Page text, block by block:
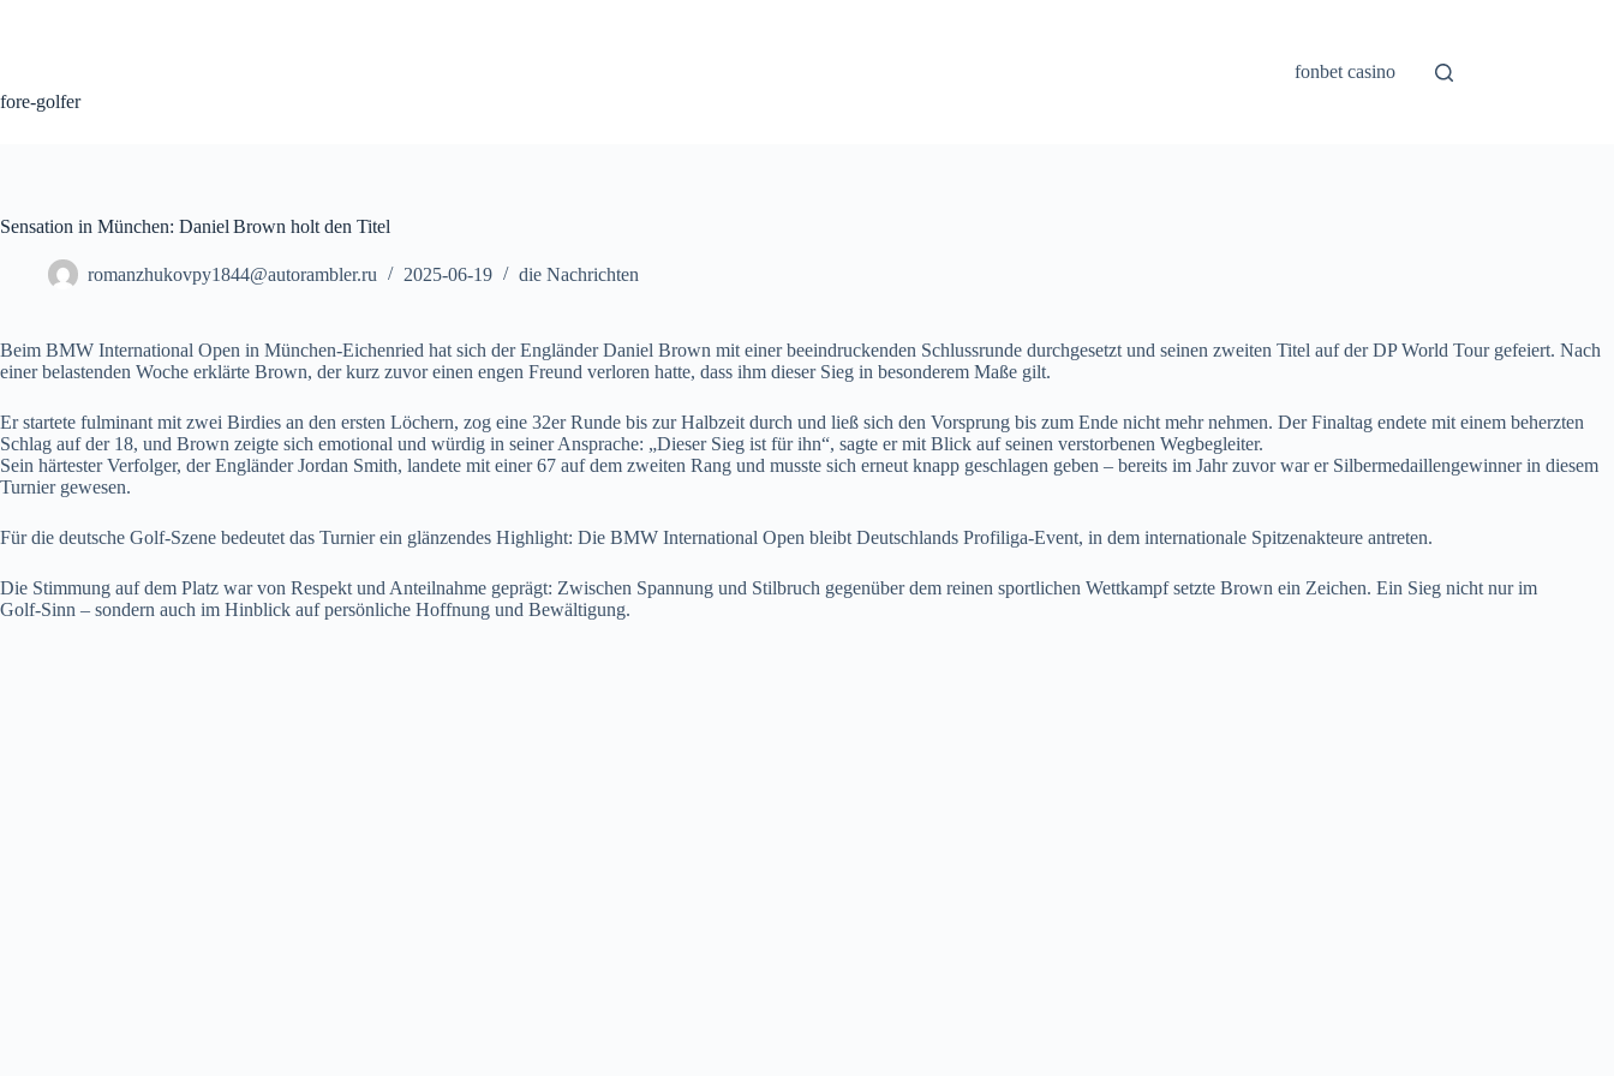
fore-golfer
fonbet casino
Sensation in München: Daniel Brown holt den Titel
romanzhukovpy1844@autorambler.ru 2025-06-19 die Nachrichten
Beim BMW International Open in München‑Eichenried hat sich der Engländer Daniel Brown mit einer beeindruckenden Schlussrunde durchgesetzt und seinen zweiten Titel auf der DP World Tour gefeiert. Nach
einer belastenden Woche erklärte Brown, der kurz zuvor einen engen Freund verloren hatte, dass ihm dieser Sieg in besonderem Maße gilt.
Er startete fulminant mit zwei Birdies an den ersten Löchern, zog eine 32er Runde bis zur Halbzeit durch und ließ sich den Vorsprung bis zum Ende nicht mehr nehmen. Der Finaltag endete mit einem beherzten
Schlag auf der 18, und Brown zeigte sich emotional und würdig in seiner Ansprache: „Dieser Sieg ist für ihn“, sagte er mit Blick auf seinen verstorbenen Wegbegleiter.
Sein härtester Verfolger, der Engländer Jordan Smith, landete mit einer 67 auf dem zweiten Rang und musste sich erneut knapp geschlagen geben – bereits im Jahr zuvor war er Silbermedaillengewinner in diesem
Turnier gewesen.
Für die deutsche Golf‑Szene bedeutet das Turnier ein glänzendes Highlight: Die BMW International Open bleibt Deutschlands Profiliga‑Event, in dem internationale Spitzenakteure antreten.
Die Stimmung auf dem Platz war von Respekt und Anteilnahme geprägt: Zwischen Spannung und Stilbruch gegenüber dem reinen sportlichen Wettkampf setzte Brown ein Zeichen. Ein Sieg nicht nur im
Golf‑Sinn – sondern auch im Hinblick auf persönliche Hoffnung und Bewältigung.